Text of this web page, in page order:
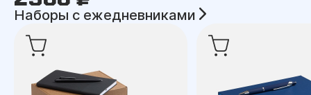
Наборы с ежедневниками